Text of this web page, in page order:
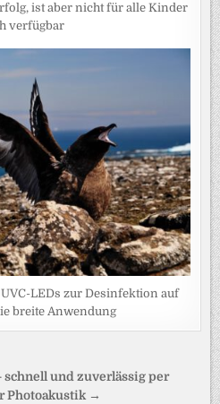
ist aber nicht für alle Kinder
verfügbar
LEDs zur Desinfektion auf
breite Anwendung
schnell und zuverlässig per
Photoakustik →